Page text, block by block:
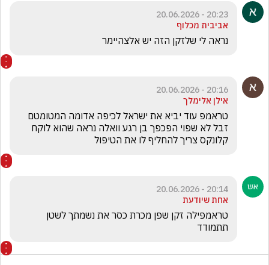
20:23 - 20.06.2026
אביבית מכלוף
נראה לי שלזקן הזה יש אלצהיימר
20:16 - 20.06.2026
אילן אלימלך
קלונקס צריך להחליף לו את הטיפול
20:14 - 20.06.2026
אחת שיודעת
תתמודד